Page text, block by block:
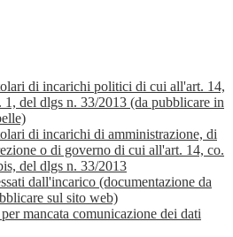
di incarichi politici di cui all'art. 14,
1, del dlgs n. 33/2013 (da pubblicare in
di incarichi di amministrazione, di
o di governo di cui all'art. 14, co.
del dlgs n. 33/2013
dall'incarico (documentazione da
sul sito web)
mancata comunicazione dei dati